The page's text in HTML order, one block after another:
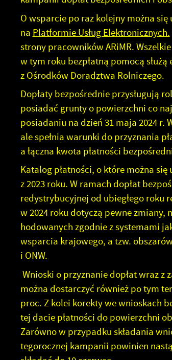
O wsparcie po raz kolejny można
na Platformie Usług Elektronicznych.
strony pracowników ARiMR.
w tym roku bezpłatną pomocą służą
z Ośrodków Doradztwa Rolniczego.
Dopłaty bezpośrednie przysługują
posiadać grunty o powierzchni co
posiadaniu na dzień 31 maja 2024 r.
ale spełnia warunki do przyznania
a łączna kwota płatności
Katalog płatności, o które można
z 2023 roku. W ramach dopłat
redystrybucyjnej od ubiegłego roku
w 2024 roku dotyczą pewne
hodowanych zgodnie z systemami
wsparcia krajowego, a tzw.
i ONW.
Wnioski o przyznanie dopłat wraz z
można dostarczyć również po tym
proc. Z kolei korekty we wnioskach
tej dacie płatności do powierzchni
Zarówno w przypadku składania
tegorocznej kampanii powinien